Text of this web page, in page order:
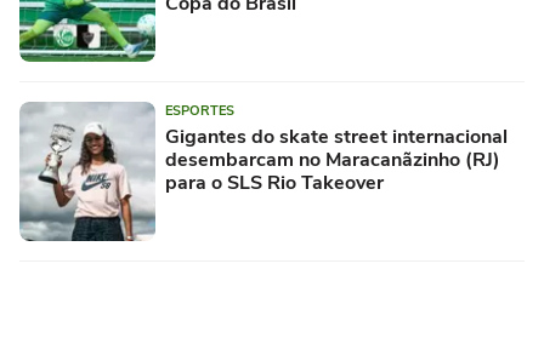
ESPORTES
Gigantes do skate street internacional
desembarcam no Maracanãzinho (RJ)
para o SLS Rio Takeover